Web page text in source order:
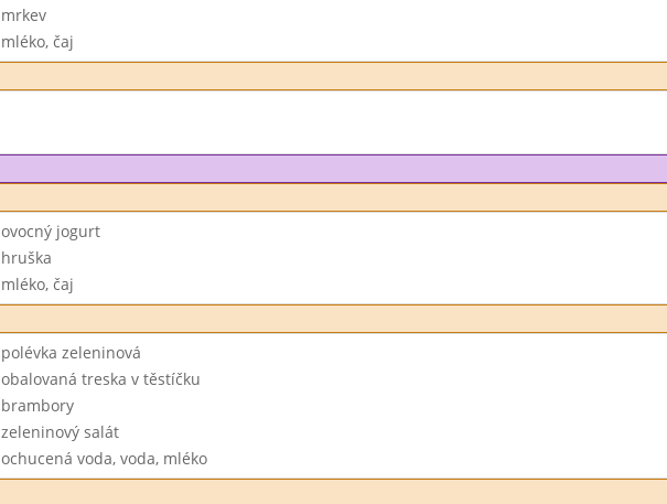
mrkev
mléko, čaj
ovocný jogurt
hruška
mléko, čaj
polévka zeleninová
obalovaná treska v těstíčku
brambory
zeleninový salát
ochucená voda, voda, mléko